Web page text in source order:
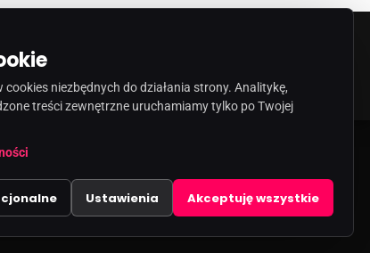
O NADAWCY KONTAKT
cookies niezbędnych do działania strony. Analitykę,
treści zewnętrzne uruchamiamy tylko po Twojej
Ustawienia Akceptuję wszystkie